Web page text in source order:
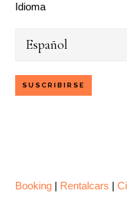
Idioma
Booking | Rentalcars |